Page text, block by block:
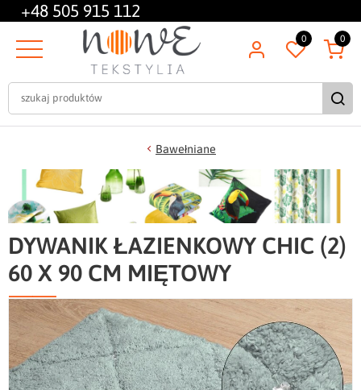
+48 505 915 112
0 0
Bawełniane
DYWANIK ŁAZIENKOWY CHIC (2)
60 X 90 CM MIĘTOWY